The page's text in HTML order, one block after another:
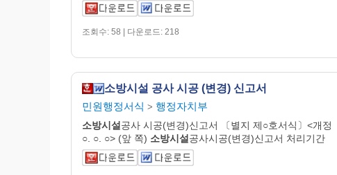
조회수: 58 | 다운로드: 218
소방시설 공사 시공 (변경) 신고서
민원행정서식 > 행정자치부
소방시설공사 시공(변경)신고서 〔별지 제○호서식〕<개정
○. ○. ○> (앞 쪽) 소방시설공사시공(변경)신고서 처리기간